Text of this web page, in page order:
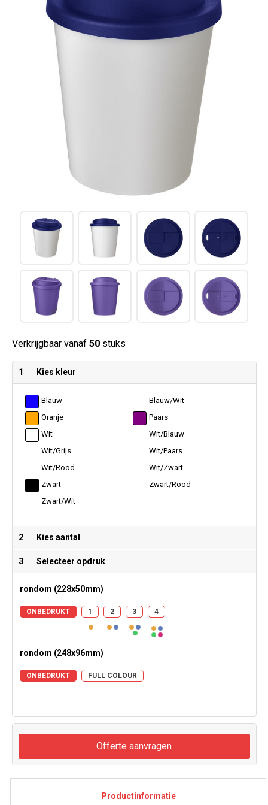
Verkrijgbaar vanaf 50stuks
1 Kies kleur
Blauw
Blauw/Wit
Oranje
Paars
Wit
Wit/Blauw
Wit/Grijs
Wit/Paars
Wit/Rood
Wit/Zwart
Zwart
Zwart/Rood
Zwart/Wit
2 Kies aantal
3 Selecteer opdruk
rondom (228x50mm)
ONBEDRUKT 1 2 3 4
rondom (248x96mm)
ONBEDRUKT FULL COLOUR
Offerte aanvragen
Productinformatie